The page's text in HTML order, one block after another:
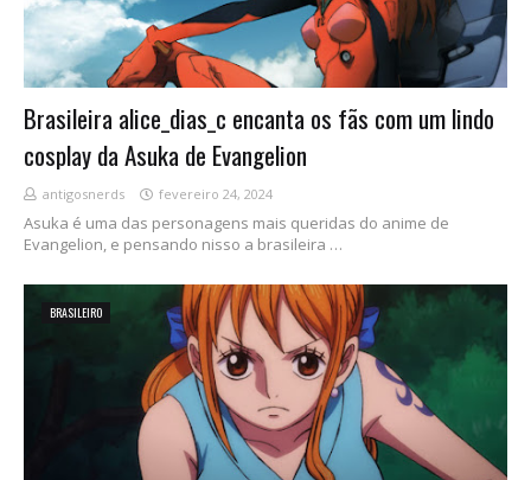
Brasileira alice_dias_c encanta os fãs com um lindo
cosplay da Asuka de Evangelion
antigosnerds fevereiro 24, 2024
Asuka é uma das personagens mais queridas do anime de
Evangelion, e pensando nisso a brasileira …
BRASILEIRO